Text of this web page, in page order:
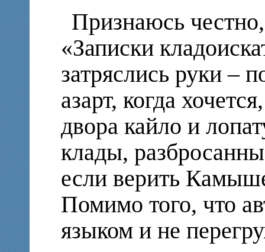
Признаюсь
«Записки
затряслись руки –
азарт, когда
двора кайло и
клады,
если верить
Помимо того, что
языком и не